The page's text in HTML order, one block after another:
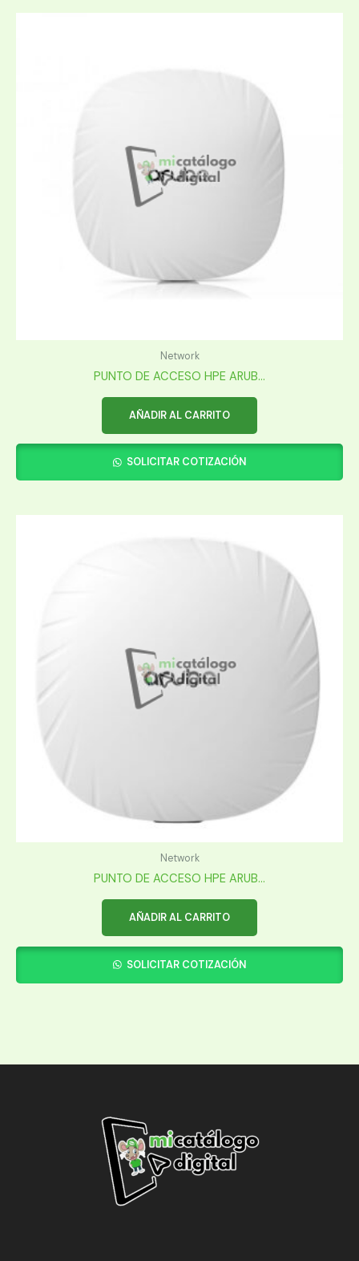
Network
PUNTO DE ACCESO HPE ARUB...
AÑADIR AL CARRITO
SOLICITAR COTIZACIÓN
Network
PUNTO DE ACCESO HPE ARUB...
AÑADIR AL CARRITO
SOLICITAR COTIZACIÓN